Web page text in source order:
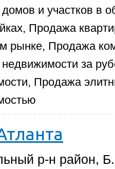
и участков в
Продажа
рынке, Продажа
за
Продажа
р-н район,